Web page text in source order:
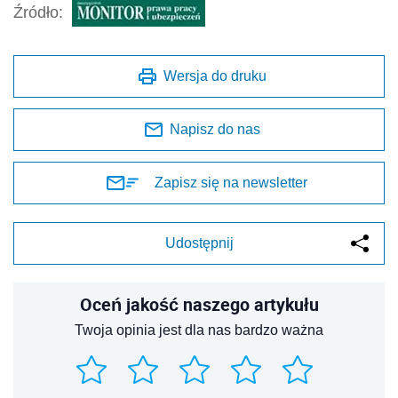
Źródło:
Wersja do druku
Napisz do nas
Zapisz się na newsletter
Udostępnij
Oceń jakość naszego artykułu
Twoja opinia jest dla nas bardzo ważna